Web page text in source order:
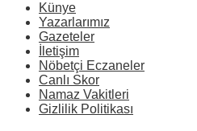
Künye
Yazarlarımız
Gazeteler
İletişim
Nöbetçi Eczaneler
Canlı Skor
Namaz Vakitleri
Gizlilik Politikası